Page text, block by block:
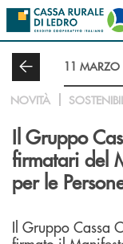
Salta al contenuto
11
NOVITÀ
Il Gruppo
firmatari del
per le
Il Gruppo Cassa